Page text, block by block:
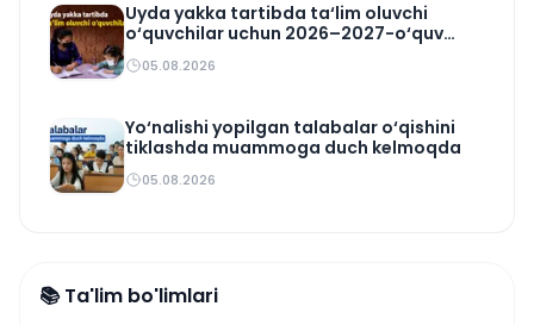
Uyda yakka tartibda ta‘lim oluvchi
o‘quvchilar uchun 2026–2027-o‘quv
rejasi tasdiqlandi
05.08.2026
Yo‘nalishi yopilgan talabalar o‘qishini
tiklashda muammoga duch kelmoqda
05.08.2026
📚 Ta'lim bo'limlari